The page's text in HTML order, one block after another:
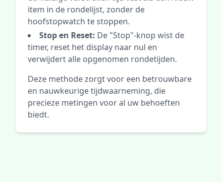
item in de rondelijst, zonder de
hoofstopwatch te stoppen.
Stop en Reset: De "Stop"-knop wist de
timer, reset het display naar nul en
verwijdert alle opgenomen rondetijden.
Deze methode zorgt voor een betrouwbare
en nauwkeurige tijdwaarneming, die
precieze metingen voor al uw behoeften
biedt.